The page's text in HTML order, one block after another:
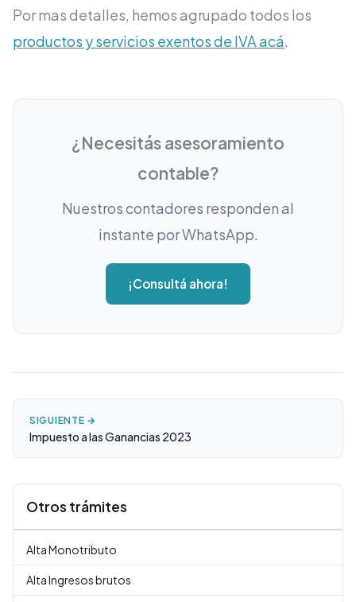
Por mas detalles, hemos agrupado todos los
productos y servicios exentos de IVA acá.
¿Necesitás asesoramiento
contable?
Nuestros contadores responden al
instante por WhatsApp.
¡Consultá ahora!
SIGUIENTE →
Impuesto a las Ganancias 2023
Otros trámites
Alta Monotributo
Alta Ingresos brutos